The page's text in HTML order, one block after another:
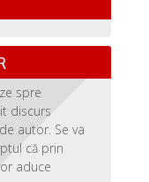
spre
discurs
autor. Se va
că prin
aduce